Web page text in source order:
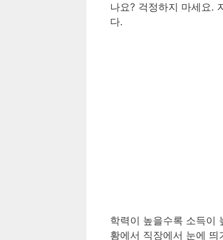
나요? 걱정하지 마세요.
다.
학력이 높을수록 소득이
황에서 직장에서 눈에